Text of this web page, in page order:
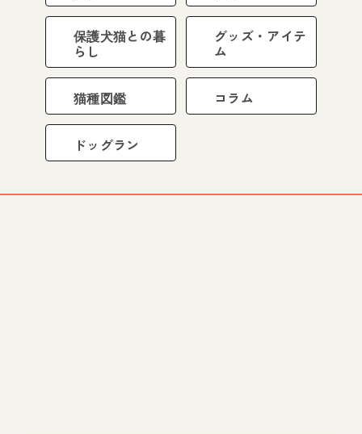
保護犬猫との暮
らし
グッズ・アイテ
ム
猫種図鑑 コラム
ドッグラン